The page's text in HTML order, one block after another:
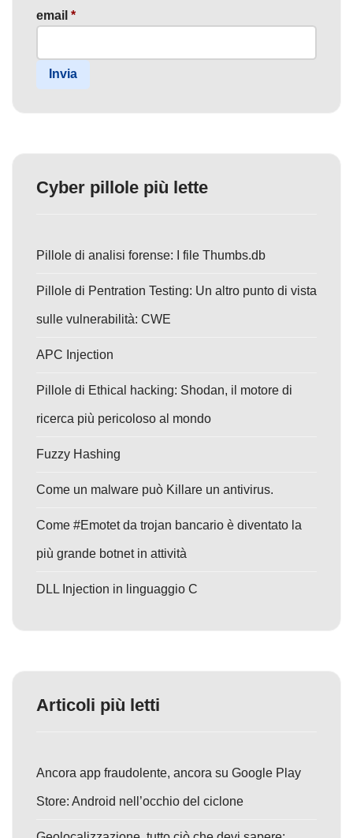
email *
Invia
Cyber pillole più lette
Pillole di analisi forense: I file Thumbs.db
Pillole di Pentration Testing: Un altro punto di vista
sulle vulnerabilità: CWE
APC Injection
Pillole di Ethical hacking: Shodan, il motore di
ricerca più pericoloso al mondo
Fuzzy Hashing
Come un malware può Killare un antivirus.
Come #Emotet da trojan bancario è diventato la
più grande botnet in attività
DLL Injection in linguaggio C
Articoli più letti
Ancora app fraudolente, ancora su Google Play
Store: Android nell’occhio del ciclone